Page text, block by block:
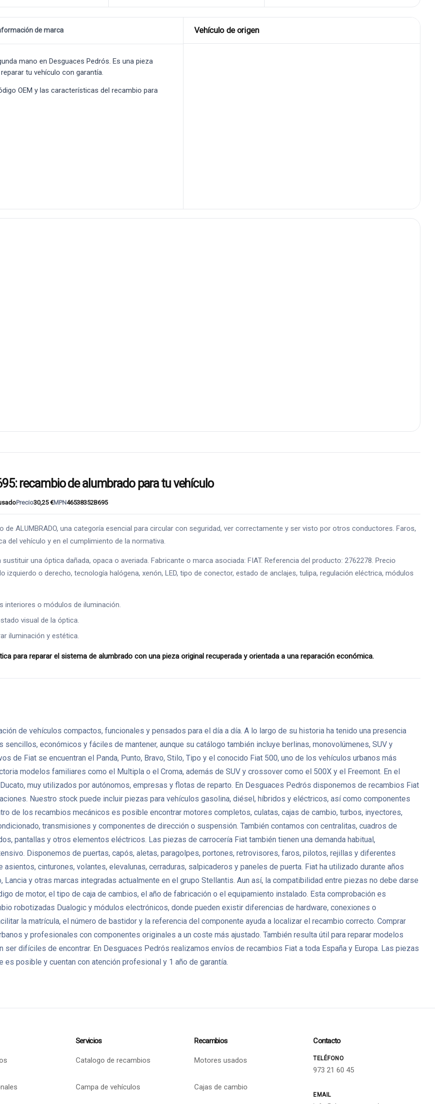
de marca
mano en Desguaces Pedrós. Es una pieza
tu vehículo con garantía.
OEM y las características del recambio para
Vehículo de origen
recambio de alumbrado para tu vehículo
Precio30,25 €MPN46538352B695
de ALUMBRADO, una categoría esencial para circular con seguridad, ver correctamente y ser visto por otros conductores. Faros,
del vehículo y en el cumplimiento de la normativa.
una óptica dañada, opaca o averiada. Fabricante o marca asociada: FIAT. Referencia del producto: 2762278. Precio
o derecho, tecnología halógena, xenón, LED, tipo de conector, estado de anclajes, tulipa, regulación eléctrica, módulos
interiores o módulos de iluminación.
visual de la óptica.
iluminación y estética.
para reparar el sistema de alumbrado con una pieza original recuperada y orientada a una reparación económica.
de vehículos compactos, funcionales y pensados para el día a día. A lo largo de su historia ha tenido una presencia
económicos y fáciles de mantener, aunque su catálogo también incluye berlinas, monovolúmenes, SUV y
de Fiat se encuentran el Panda, Punto, Bravo, Stilo, Tipo y el conocido Fiat 500, uno de los vehículos urbanos más
modelos familiares como el Multipla o el Croma, además de SUV y crossover como el 500X y el Freemont. En el
muy utilizados por autónomos, empresas y flotas de reparto. En Desguaces Pedrós disponemos de recambios Fiat
Nuestro stock puede incluir piezas para vehículos gasolina, diésel, híbridos y eléctricos, así como componentes
de los recambios mecánicos es posible encontrar motores completos, culatas, cajas de cambio, turbos, inyectores,
transmisiones y componentes de dirección o suspensión. También contamos con centralitas, cuadros de
pantallas y otros elementos eléctricos. Las piezas de carrocería Fiat también tienen una demanda habitual,
Disponemos de puertas, capós, aletas, paragolpes, portones, retrovisores, faros, pilotos, rejillas y diferentes
cinturones, volantes, elevalunas, cerraduras, salpicaderos y paneles de puerta. Fiat ha utilizado durante años
y otras marcas integradas actualmente en el grupo Stellantis. Aun así, la compatibilidad entre piezas no debe darse
de motor, el tipo de caja de cambios, el año de fabricación o el equipamiento instalado. Esta comprobación es
robotizadas Dualogic y módulos electrónicos, donde pueden existir diferencias de hardware, conexiones o
la matrícula, el número de bastidor y la referencia del componente ayuda a localizar el recambio correcto. Comprar
y profesionales con componentes originales a un coste más ajustado. También resulta útil para reparar modelos
difíciles de encontrar. En Desguaces Pedrós realizamos envíos de recambios Fiat a toda España y Europa. Las piezas
posible y cuentan con atención profesional y 1 año de garantía.
Servicios
Catalogo de recambios
Campa de vehículos
Recambios
Motores usados
Cajas de cambio
Contacto
TELÉFONO
973 21 60 45
EMAIL